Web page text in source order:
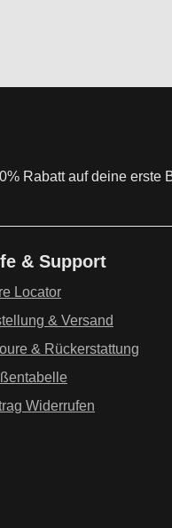
Rabatt auf deine erste
& Support
Locator
& Versand
& Rückerstattung
Widerrufen